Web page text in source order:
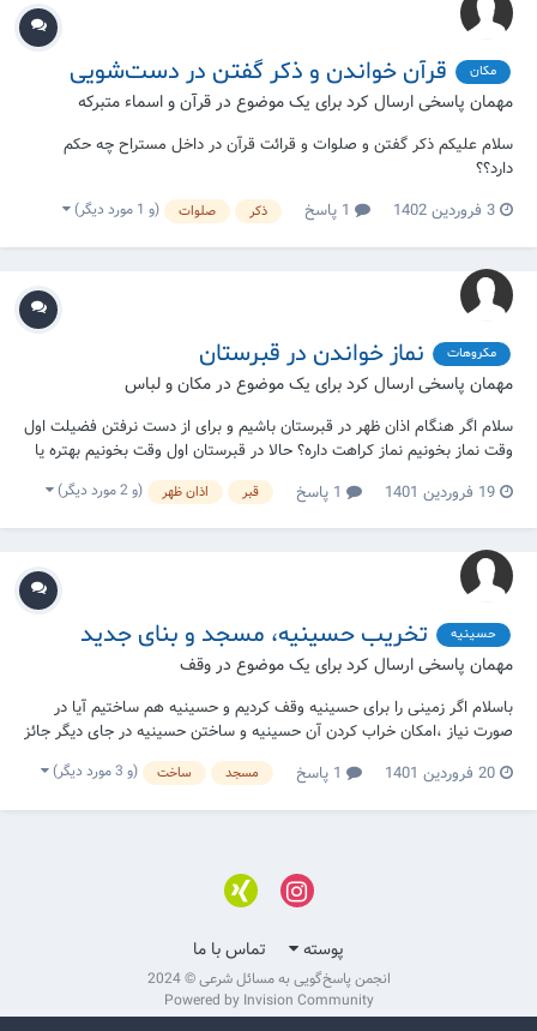
مکان قرآن خواندن و ذکر گفتن در دست‌شویی
مهمان پاسخی ارسال کرد برای یک موضوع درقرآن و اسماء متبرکه
سلام علیکم ذکر گفتن و صلوات و قرائت قرآن در داخل مستراح چه حکم
دارد؟؟
3 فروردین 1402
ذکر صلوات (و 1 مورد دیگر)
مکروهات نماز خواندن در قبرستان
مهمان پاسخی ارسال کرد برای یک موضوع در مکان و لباس
سلام اگر هنگام اذان ظهر در قبرستان باشیم و برای از دست نرفتن فضیلت اول
وقت نماز بخونیم نماز کراهت داره؟ حالا در قبرستان اول وقت بخونیم بهتره یا
در منزل با تاخیر؟ چه اندازه تاخیر از اذان فضیلت را از بین می برد؟
19 فروردین 1401 قبر اذان ظهر (و 2 مورد دیگر)
حسینیه تخریب حسینیه، مسجد و بنای جدید
مهمان پاسخی ارسال کرد برای یک موضوع در وقف
باسلام اگر زمینی را برای حسینیه وقف کردیم و حسینیه هم ساختیم آیا در
صورت نیاز ،امکان خراب کردن آن حسینیه و ساختن حسینیه در جای دیگر جائز
20 فروردین 1401 مسجد ساخت (و 3 مورد دیگر)
پوسته تماس با ما
انجمن پاسخ‌گویی به مسائل شرعی © 2024
Powered by Invision Community